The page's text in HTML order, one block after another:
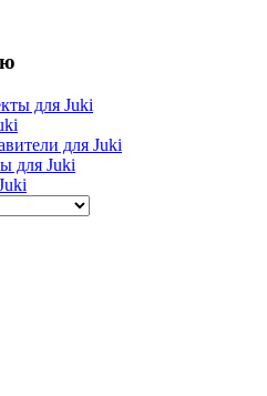
для Juki
для Juki
для Juki